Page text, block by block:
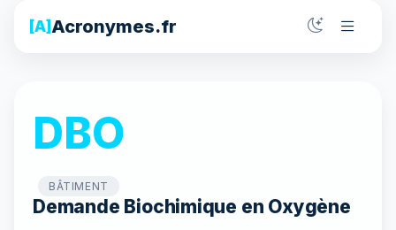
[A]Acronymes.fr
DBO
BÂTIMENT
Demande Biochimique en Oxygène